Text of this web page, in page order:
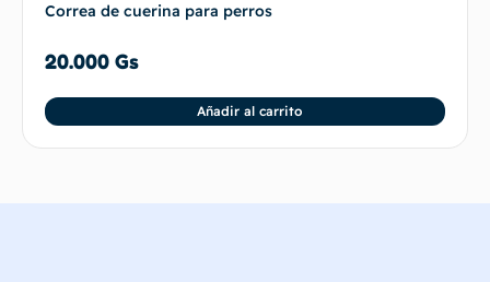
Correa de cuerina para perros
20.000 Gs
Añadir al carrito